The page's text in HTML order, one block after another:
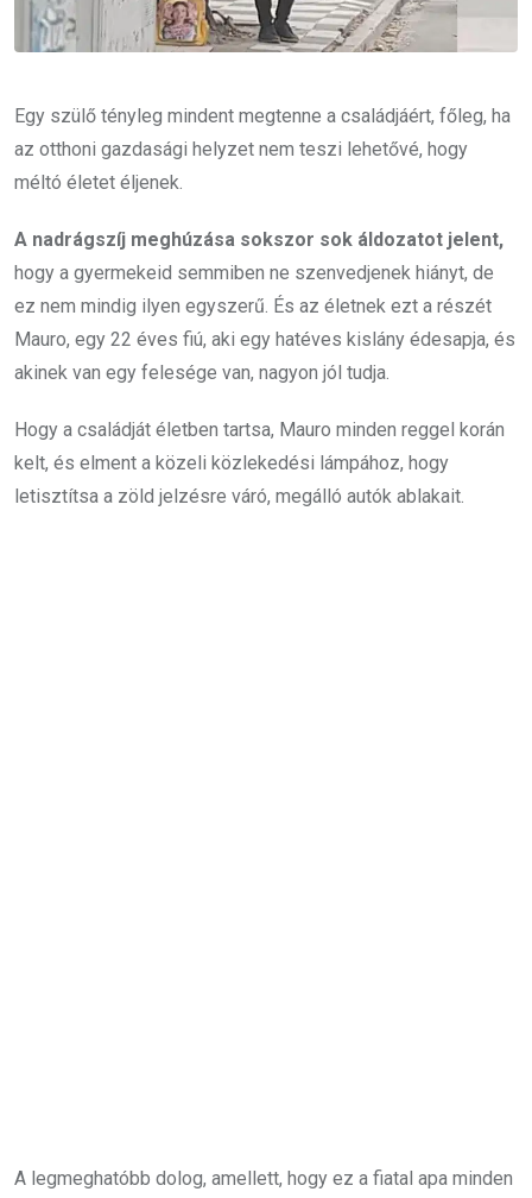
Egy szülő tényleg mindent megtenne a családjáért, főleg, ha
az otthoni gazdasági helyzet nem teszi lehetővé, hogy
méltó életet éljenek.
A nadrágszíj meghúzása sokszor sok áldozatot jelent,
hogy a gyermekeid semmiben ne szenvedjenek hiányt, de
ez nem mindig ilyen egyszerű. És az életnek ezt a részét
Mauro, egy 22 éves fiú, aki egy hatéves kislány édesapja, és
akinek van egy felesége van, nagyon jól tudja.
Hogy a családját életben tartsa, Mauro minden reggel korán
kelt, és elment a közeli közlekedési lámpához, hogy
letisztítsa a zöld jelzésre váró, megálló autók ablakait.
A legmeghatóbb dolog, amellett, hogy ez a fiatal apa minden